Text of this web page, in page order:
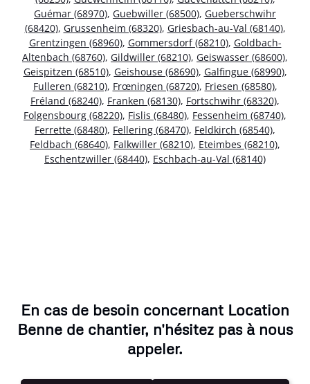
Guémar (68970), Guebwiller (68500), Gueberschwihr
(68420), Grussenheim (68320), Griesbach-au-Val (68140),
Grentzingen (68960), Gommersdorf (68210), Goldbach-
Altenbach (68760), Gildwiller (68210), Geiswasser (68600),
Geispitzen (68510), Geishouse (68690), Galfingue (68990),
Fulleren (68210), Frœningen (68720), Friesen (68580),
Fréland (68240), Franken (68130), Fortschwihr (68320),
Folgensbourg (68220), Fislis (68480), Fessenheim (68740),
Ferrette (68480), Fellering (68470), Feldkirch (68540),
Feldbach (68640), Falkwiller (68210), Eteimbes (68210),
Eschentzwiller (68440), Eschbach-au-Val (68140)
En cas de besoin concernant Location
Benne de chantier, n'hésitez pas à nous
appeler.